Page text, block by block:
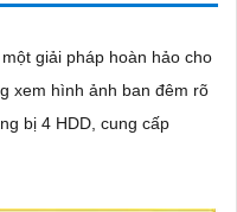
giải pháp hoàn hảo cho
bị 4 HDD, cung cấp